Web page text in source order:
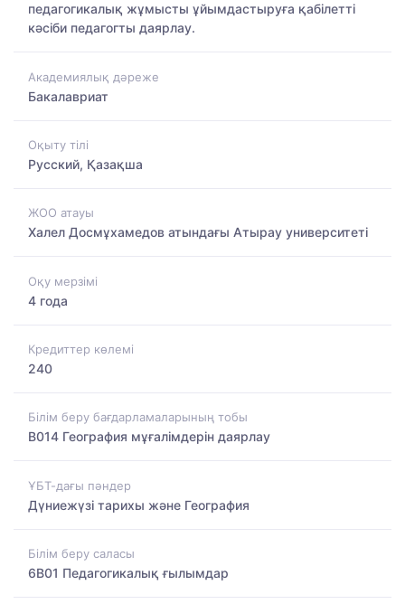
педагогикалық жұмысты ұйымдастыруға қабілетті
кәсіби педагогты даярлау.
Академиялық дәреже
Бакалавриат
Оқыту тілі
Русский, Қазақша
ЖОО атауы
Халел Досмұхамедов атындағы Атырау университеті
Оқу мерзімі
4 года
Кредиттер көлемі
240
Білім беру бағдарламаларының тобы
B014 География мұғалімдерін даярлау
ҰБТ-дағы пәндер
Дүниежүзі тарихы және География
Білім беру саласы
6B01 Педагогикалық ғылымдар